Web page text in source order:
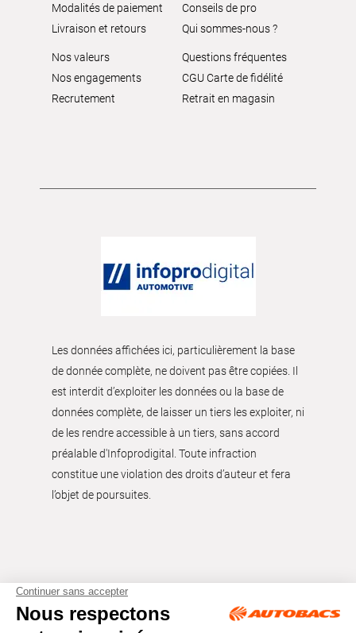
Modalités de paiement
Livraison et retours
Conseils de pro
Qui sommes-nous ?
Nos valeurs
Nos engagements
Recrutement
Questions fréquentes
CGU Carte de fidélité
Retrait en magasin
Les données affichées ici, particulièrement la base
de donnée complète, ne doivent pas être copiées. Il
est interdit d’exploiter les données ou la base de
données complète, de laisser un tiers les exploiter, ni
de les rendre accessible à un tiers, sans accord
préalable d'Infoprodigital. Toute infraction
constitue une violation des droits d’auteur et fera
l’objet de poursuites.